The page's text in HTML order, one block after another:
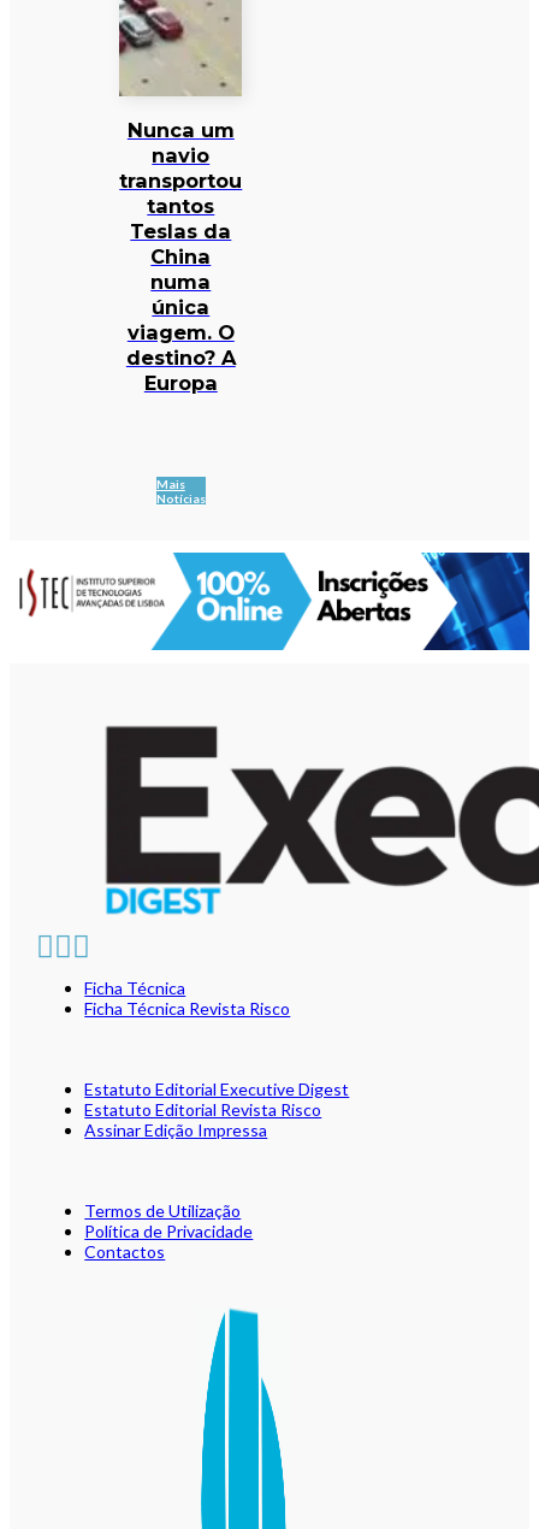
Nunca um
navio
transportou
tantos
Teslas da
China
numa
única
viagem. O
destino? A
Europa
Mais
Notícias
Ficha Técnica
Ficha Técnica Revista Risco
Estatuto Editorial Executive Digest
Estatuto Editorial Revista Risco
Assinar Edição Impressa
Termos de Utilização
Política de Privacidade
Contactos